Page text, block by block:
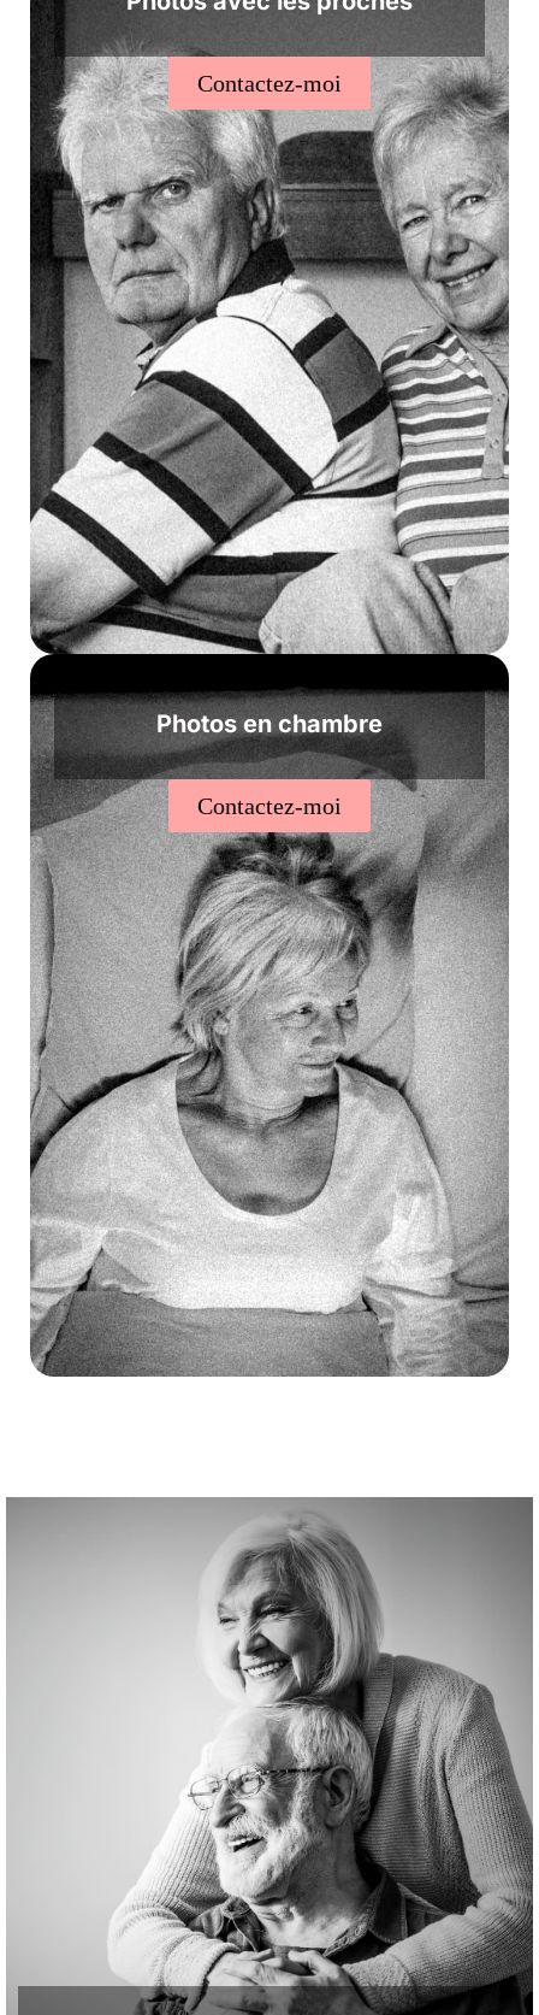
Contactez-moi
Photos en chambre
Contactez-moi